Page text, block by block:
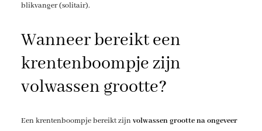
blikvanger (solitair).
Wanneer bereikt een
krentenboompje zijn
volwassen grootte?
Een krentenboompje bereikt zijnvolwassen grootte na ongeveer